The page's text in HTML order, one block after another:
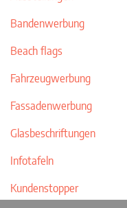
Bandenwerbung
Beach flags
Fahrzeugwerbung
Fassadenwerbung
Glasbeschriftungen
Infotafeln
Kundenstopper